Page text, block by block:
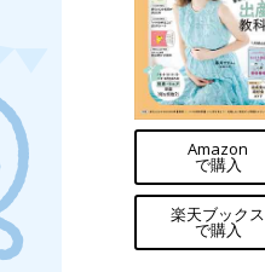
Amazon
で購入
楽天ブックス
で購入